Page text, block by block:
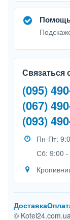
Связаться
(095)
(067)
(093)
Пн-Пт:
Сб: 9:00 -
Доставка
©